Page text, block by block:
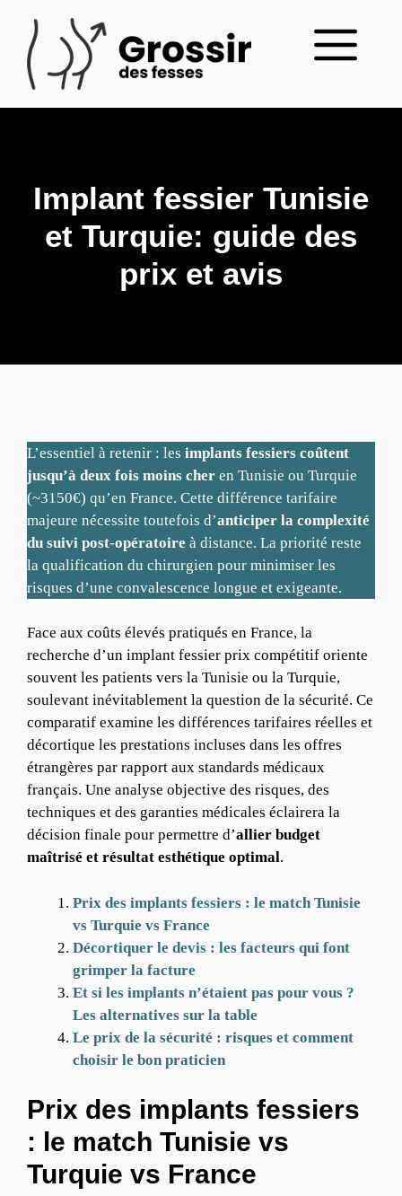
contenu
Menu
Implant fessier Tunisie
et Turquie: guide des
prix et avis
L’essentiel à retenir : les implants fessiers coûtent
jusqu’à deux fois moins cher en Tunisie ou Turquie
(~3150€) qu’en France. Cette différence tarifaire
majeure nécessite toutefois d’anticiper la complexité
du suivi post-opératoire à distance. La priorité reste
la qualification du chirurgien pour minimiser les
risques d’une convalescence longue et exigeante.
Face aux coûts élevés pratiqués en France, la
recherche d’un implant fessier prix compétitif oriente
souvent les patients vers la Tunisie ou la Turquie,
soulevant inévitablement la question de la sécurité. Ce
comparatif examine les différences tarifaires réelles et
décortique les prestations incluses dans les offres
étrangères par rapport aux standards médicaux
français. Une analyse objective des risques, des
techniques et des garanties médicales éclairera la
décision finale pour permettre d’allier budget
maîtrisé et résultat esthétique optimal.
Prix des implants fessiers : le match Tunisie
vs Turquie vs France
Décortiquer le devis : les facteurs qui font
grimper la facture
Et si les implants n’étaient pas pour vous ?
Les alternatives sur la table
Le prix de la sécurité : risques et comment
choisir le bon praticien
Prix des implants fessiers
: le match Tunisie vs
Turquie vs France